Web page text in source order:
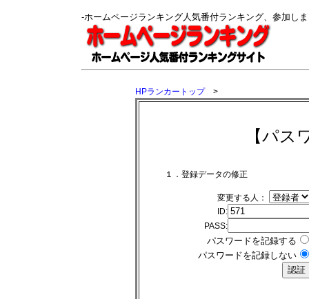
-ホームページランキング人気番付ランキング、参加し
HPランカートップ>
【パス
１．登録データの修正
変更する人：
ID:
PASS:
パスワードを記録する
パスワードを記録しない